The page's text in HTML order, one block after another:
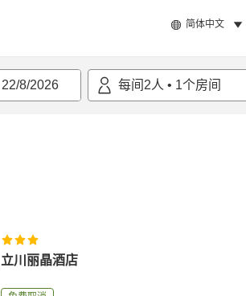
简体中文
22/8/2026 每间 2人 • 1个房间
立川丽晶酒店